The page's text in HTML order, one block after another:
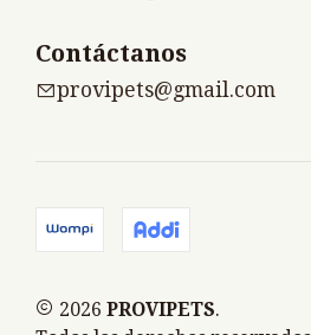
Contáctanos
provipets@gmail.com
2026 PROVIPETS.